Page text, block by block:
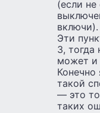
(если не
включи).
Эти
3, тогда
может и
Конечно
такой
— это
таких